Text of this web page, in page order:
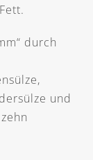
durch
und